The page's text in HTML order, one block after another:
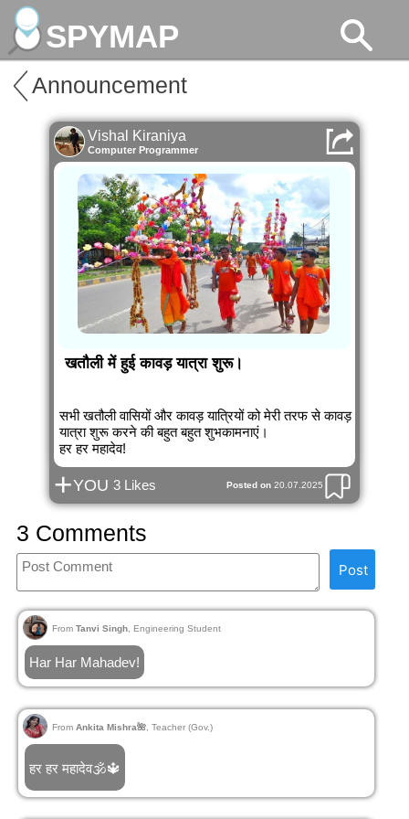
SPYMAP
Announcement
Vishal Kiraniya
Computer Programmer
खतौली में हुई कावड़ यात्रा शुरू।
सभी खतौली वासियों और कावड़ यात्रियों को मेरी तरफ से कावड़
यात्रा शुरू करने की बहुत बहुत शुभकामनाएं।
हर हर महादेव!
+YOU 3 Likes Posted on 20.07.2025
3 Comments
Post
From Tanvi Singh , Engineering Student
Har Har Mahadev!
From Ankita Mishra🌺 , Teacher (Gov.)
हर हर महादेव🕉️🔱